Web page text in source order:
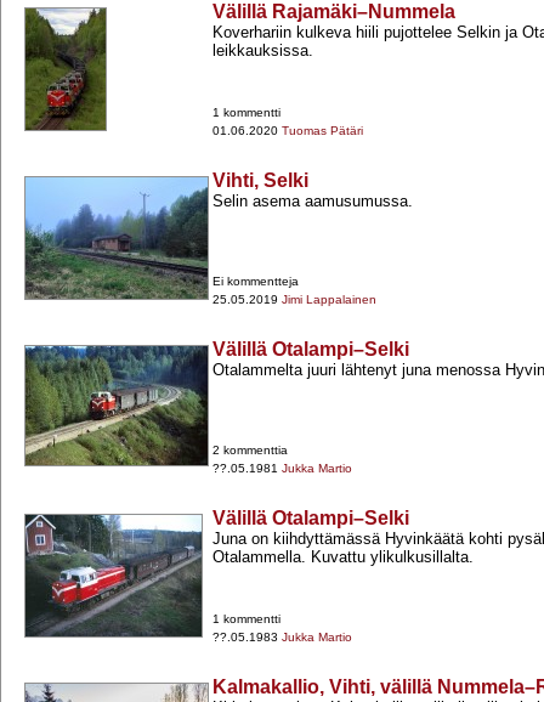
Välillä Rajamäki–Nummela
Koverhariin kulkeva hiili pujottelee Selkin ja
leikkauksissa.
1 kommentti
01.06.2020 Tuomas Pätäri
Vihti, Selki
Selin asema aamusumussa.
Ei kommentteja
25.05.2019 Jimi Lappalainen
Välillä Otalampi–Selki
Otalammelta juuri lähtenyt juna menossa
2 kommenttia
??.05.1981 Jukka Martio
Välillä Otalampi–Selki
Juna on kiihdyttämässä Hyvinkäätä kohti
Otalammella. Kuvattu ylikulkusillalta.
1 kommentti
??.05.1983 Jukka Martio
Kalmakallio, Vihti, välillä